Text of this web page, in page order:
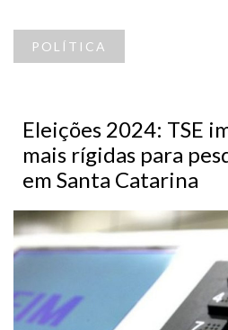
POLÍTICA
Eleições 2024: TSE
mais rígidas para
em Santa Catarina